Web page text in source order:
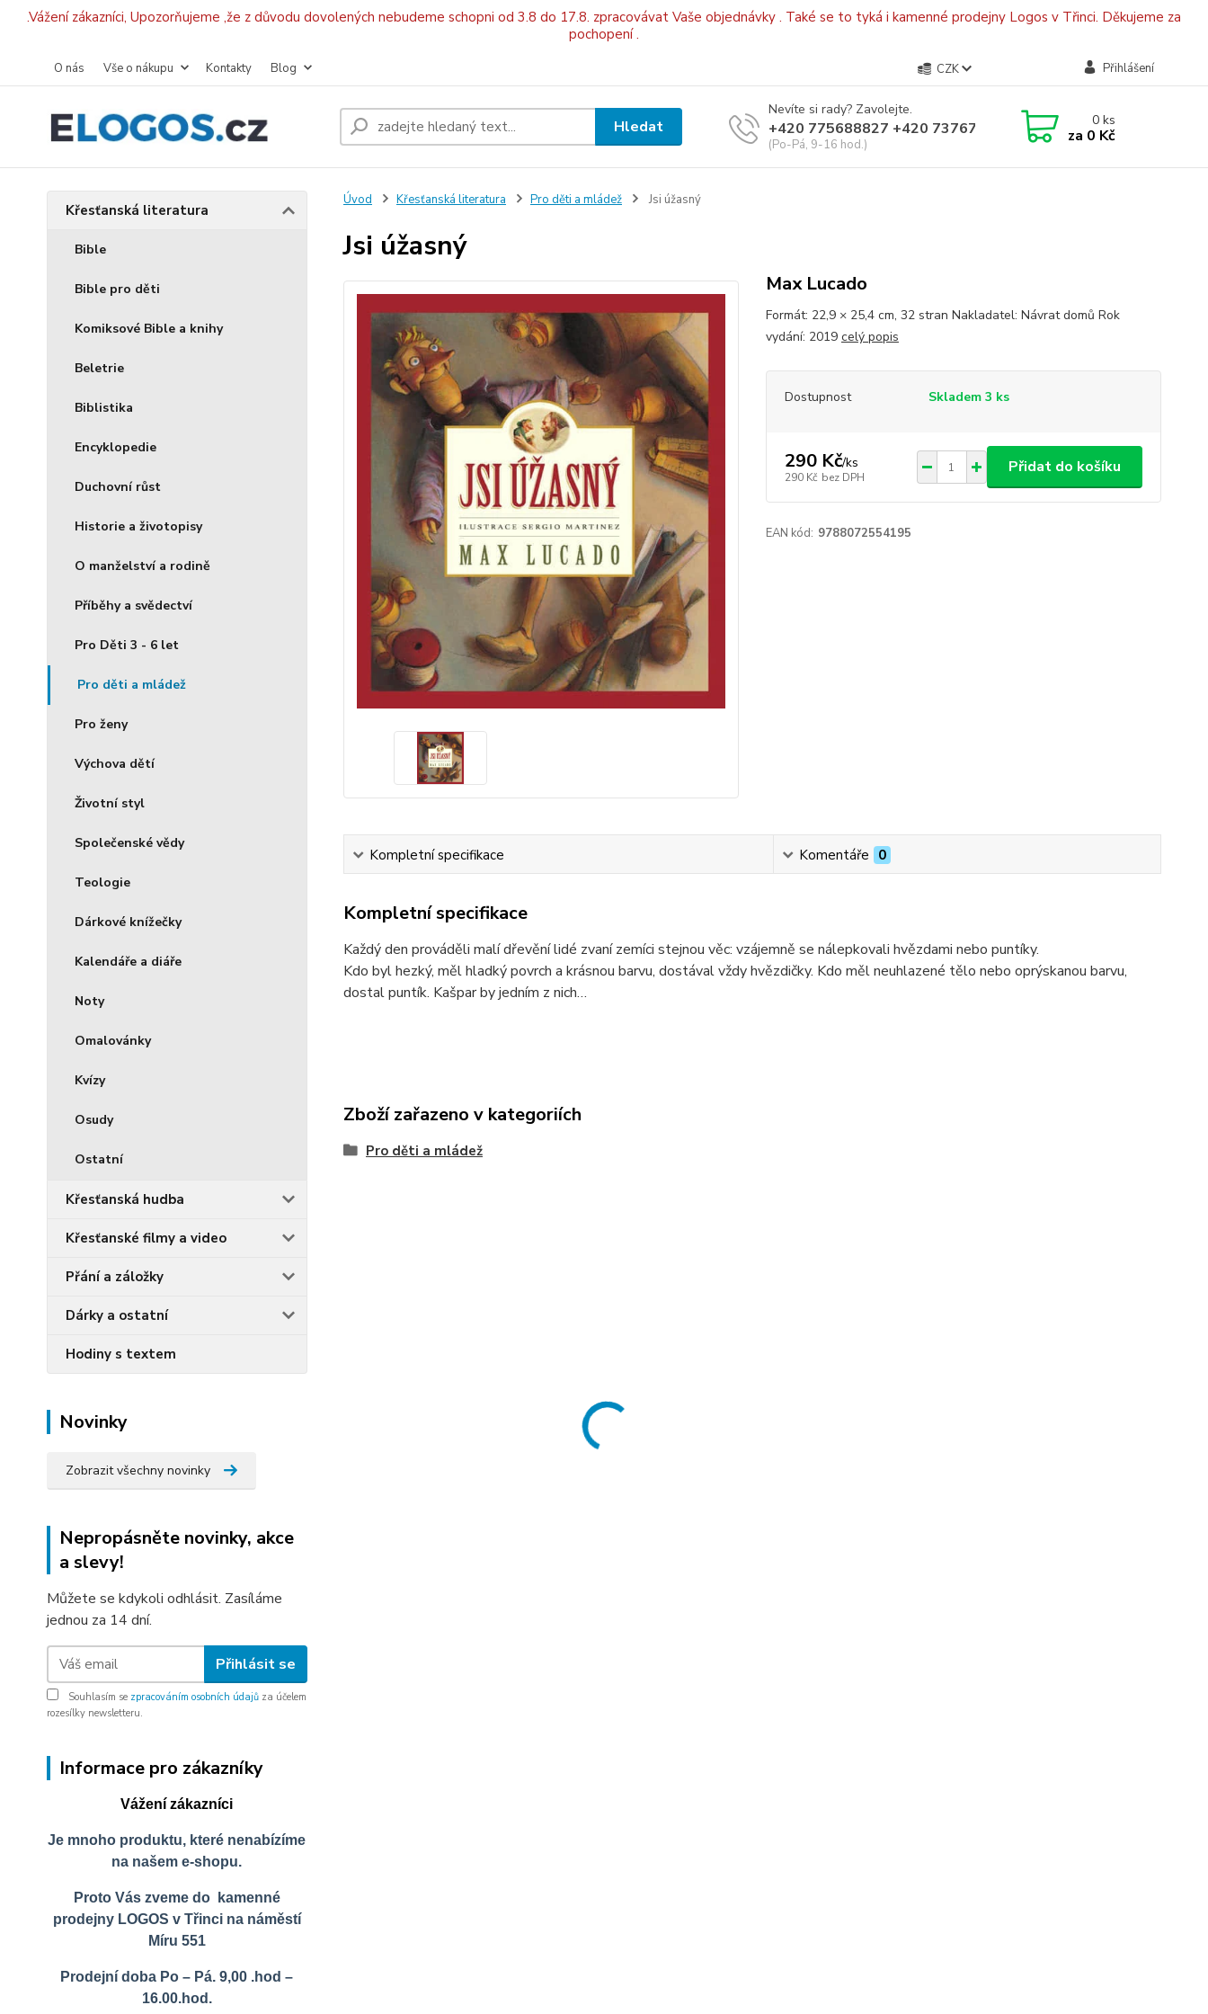
.Vážení zákazníci, Upozorňujeme ,že z důvodu dovolených nebudeme schopni od 3.8 do 17.8. zpracovávat Vaše objednávky . Také se to tyká i kamenné prodejny Logos v Třinci. Děkujeme za
pochopení .
O nás Vše o nákupu Kontakty Blog CZK Přihlášení
Hledat
Nevíte si rady? Zavolejte.
+420 775688827 +420 737670415
(Po-Pá, 9-16 hod.)
0ks
za 0 Kč
Křesťanská literatura
Bible
Bible pro děti
Komiksové Bible a knihy
Beletrie
Biblistika
Encyklopedie
Duchovní růst
Historie a životopisy
O manželství a rodině
Příběhy a svědectví
Pro Děti 3 - 6 let
Pro děti a mládež
Pro ženy
Výchova dětí
Životní styl
Společenské vědy
Teologie
Dárkové knížečky
Kalendáře a diáře
Noty
Omalovánky
Kvízy
Osudy
Ostatní
Křesťanská hudba
Křesťanské filmy a video
Přání a záložky
Dárky a ostatní
Hodiny s textem
Novinky
Zobrazit všechny novinky
Nepropásněte novinky, akce
a slevy!
Můžete se kdykoli odhlásit. Zasíláme
jednou za 14 dní.
Přihlásit se
Souhlasím se zpracováním osobních údajů za účelem
rozesílky newsletteru.
Informace pro zákazníky
Vážení zákazníci
Je mnoho produktu, které nenabízíme
na našem e-shopu.
Proto Vás zveme do kamenné
prodejny LOGOS v Třinci na náměstí
Míru 551
Prodejní doba Po – Pá. 9,00 .hod –
16.00.hod.
Úvod Křesťanská literatura Pro děti a mládež Jsi úžasný
Jsi úžasný
Max Lucado
Formát: 22,9 × 25,4 cm, 32 stran Nakladatel: Návrat domů Rok
vydání: 2019 celý popis
Dostupnost Skladem 3 ks
290 Kč/ks
290 Kč bez DPH
Přidat do košíku
EAN kód: 9788072554195
Kompletní specifikace Komentáře 0
Kompletní specifikace
Každý den prováděli malí dřevění lidé zvaní zemíci stejnou věc: vzájemně se nálepkovali hvězdami nebo puntíky.
Kdo byl hezký, měl hladký povrch a krásnou barvu, dostával vždy hvězdičky. Kdo měl neuhlazené tělo nebo oprýskanou barvu,
dostal puntík. Kašpar by jedním z nich…
Zboží zařazeno v kategoriích
Pro děti a mládež